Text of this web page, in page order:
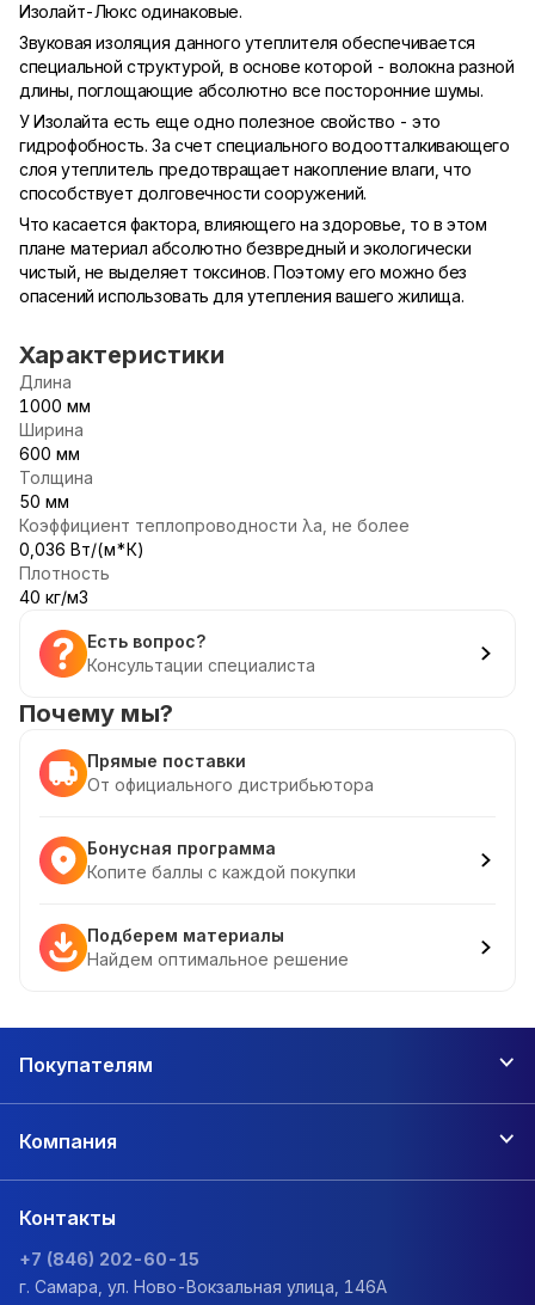
Изолайт-Люкс одинаковые.
Звуковая изоляция данного утеплителя обеспечивается
специальной структурой, в основе которой - волокна разной
длины, поглощающие абсолютно все посторонние шумы.
У Изолайта есть еще одно полезное свойство - это
гидрофобность. За счет специального водоотталкивающего
слоя утеплитель предотвращает накопление влаги, что
способствует долговечности сооружений.
Что касается фактора, влияющего на здоровье, то в этом
плане материал абсолютно безвредный и экологически
чистый, не выделяет токсинов. Поэтому его можно без
опасений использовать для утепления вашего жилища.
Характеристики
Длина
1000 мм
Ширина
600 мм
Толщина
50 мм
Коэффициент теплопроводности λа, не более
0,036 Вт/(м*К)
Плотность
40 кг/м3
Есть вопрос?
Консультации специалиста
Почему мы?
Прямые поставки
От официального дистрибьютора
Бонусная программа
Копите баллы с каждой покупки
Подберем материалы
Найдем оптимальное решение
Покупателям
Компания
Контакты
+7 (846) 202-60-15
г. Самара, ул. Ново-Вокзальная улица, 146А